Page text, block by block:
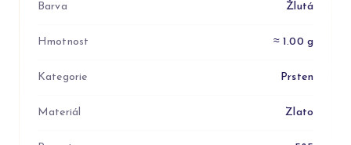
Barva Žlutá
Hmotnost ≈ 1.00 g
Kategorie Prsten
Materiál Zlato